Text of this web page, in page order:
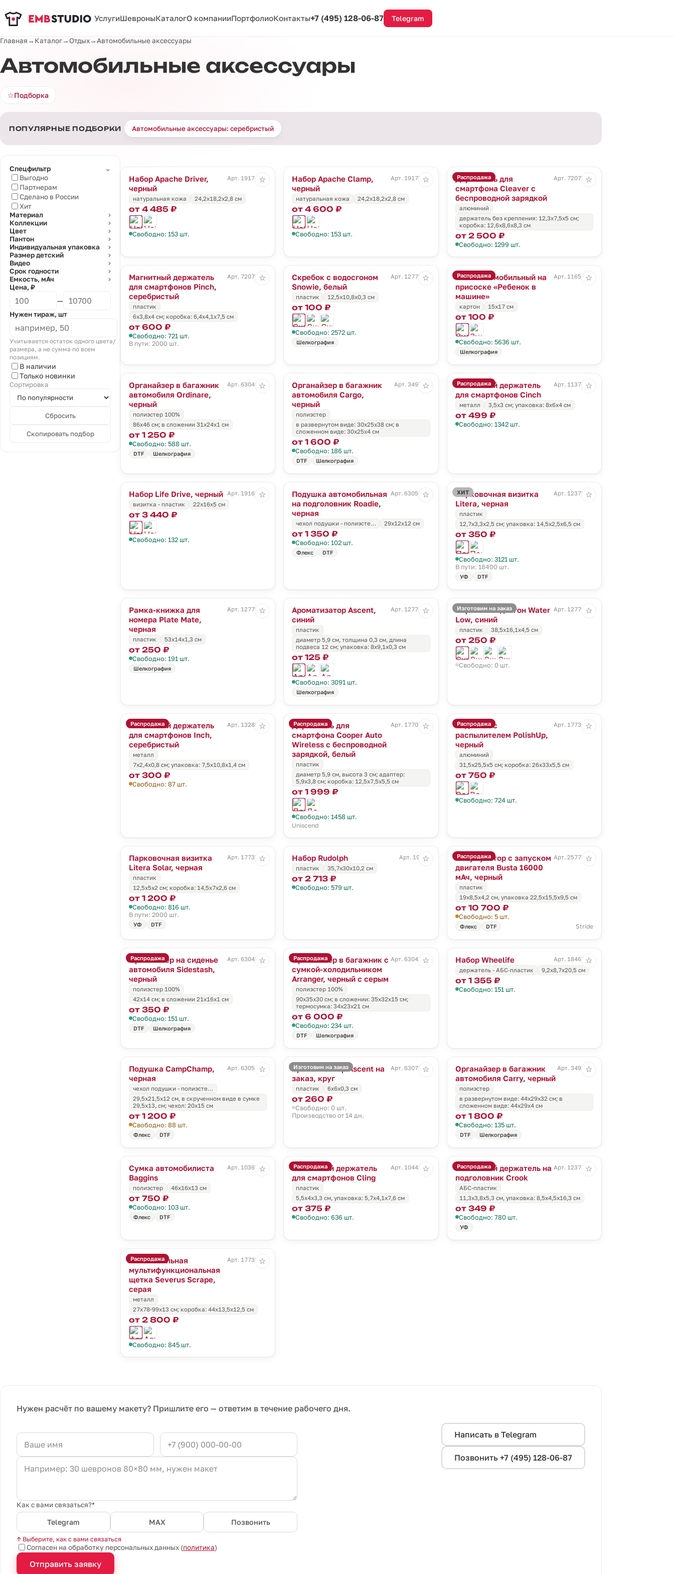
УслугиШевроныКаталогО компанииПортфолиоКонтакты+7 (495) 128-06-87 Telegram
Главная→ Каталог→Отдых→Автомобильные аксессуары
Автомобильные аксессуары
☆Подборка
ПОПУЛЯРНЫЕ ПОДБОРКИ Автомобильные аксессуары: серебристый
Спецфильтр
⌄
Выгодно
Партнерам
Сделано в России
Хит
Материал
⌄
Коллекции ⌄
Цвет ⌄
Пантон ⌄
Индивидуальная упаковка ⌄
Размер детский ⌄
Видео ⌄
Срок годности ⌄
Емкость, мАч ⌄
Цена, ₽
—
Нужен тираж, шт
Учитывается остаток одного цвета/
размера, а не сумма по всем
позициям.
В наличии
Только новинки
Сортировка
Сбросить
Скопировать подбор
Набор Apache Driver,
черный
Арт. 19174.30
натуральная кожа 24,2х18,2х2,8 см
от 4 485 ₽
Свободно: 153 шт.
☆
Набор Apache Clamp,
черный
Арт. 19175.30
натуральная кожа 24,2х18,2х2,8 см
от 4 600 ₽
Свободно: 153 шт.
☆ Распродажа
Держатель для
смартфона Cleaver с
беспроводной зарядкой
Арт. 72072.10
алюминий
держатель без крепления: 12,3х7,5х5 см;
коробка: 12,6х8,6х8,3 см
от 2 500 ₽
Свободно: 1299 шт.
☆
Магнитный держатель
для смартфонов Pinch,
серебристый
Арт. 72073.10
пластик
6х3,8х4 см; коробка: 6,4х4,1х7,5 см
от 600 ₽
Свободно: 721 шт.
В пути: 2000 шт.
☆
Скребок с водосгоном
Snowie, белый
Арт. 12775.60
пластик 12,5x10,8x0,3 см
от 100 ₽
Свободно: 2572 шт.
Шелкография
☆ Распродажа
Знак автомобильный на
присоске «Ребенок в
машине»
Арт. 11656.02
картон 15х17 см
от 100 ₽
Свободно: 5636 шт.
Шелкография
☆
Органайзер в багажник
автомобиля Ordinare,
черный
Арт. 63046.30
полиэстер 100%
86х46 см; в сложении 31x24x1 см
от 1 250 ₽
Свободно: 588 шт.
DTF Шелкография
☆
Органайзер в багажник
автомобиля Cargo,
черный
Арт. 3497.30
полиэстер
в развернутом виде: 30х25х38 см; в
сложенном виде: 30х25х4 см
от 1 600 ₽
Свободно: 186 шт.
DTF Шелкография
☆ Распродажа
Магнитный держатель
для смартфонов Cinch
Арт. 11374.10
металл 3,5x3 см; упаковка: 8x6x4 см
от 499 ₽
Свободно: 1342 шт.
☆
Набор Life Drive, черный
Арт. 19163.30
визитка - пластик
22х16х5 см
от 3 440 ₽
Свободно: 132 шт.
☆
Подушка автомобильная
на подголовник Roadie,
черная
Арт. 63053.30
чехол подушки - полиэсте… 29х12х12 см
от 1 350 ₽
Свободно: 102 шт.
Флекс DTF
☆ ХИТ
Парковочная визитка
Litera, черная
Арт. 12375.30
пластик
12,7х3,3х2,5 см; упаковка: 14,5х2,5х6,5 см
от 350 ₽
Свободно: 3121 шт.
В пути: 18400 шт.
УФ DTF
☆
Рамка-книжка для
номера Plate Mate,
черная
Арт. 12773.30
пластик 53x14x1,3 см
от 250 ₽
Свободно: 191 шт.
Шелкография
☆
Ароматизатор Ascent,
синий
Арт. 12774.40
пластик
диаметр 5,9 см, толщина 0,3 см, длина
подвеса 12 см; упаковка: 8x9,1x0,3 см
от 125 ₽
Свободно: 3091 шт.
Шелкография
☆ Изготовим на заказ
Скребок-водосгон Water
Low, синий
Арт. 12776.40
пластик 38,5x16,1x4,5 см
от 250 ₽
Свободно: 0 шт.
☆
Распродажа
Магнитный держатель
для смартфонов Inch,
серебристый
Арт. 13289.10
металл
7х2,4х0,8 см; упаковка: 7,5x10,8x1,4 см
от 300 ₽
Свободно: 87 шт.
☆ Распродажа
Держатель для
смартфона Cooper Auto
Wireless с беспроводной
зарядкой, белый
Арт. 17703.60
пластик
диаметр 5,9 см, высота 3 см; адаптер:
5,9х3,8 см; коробка: 12,5х7,5х5,5 см
от 1 999 ₽
Свободно: 1458 шт.
Uniscend
☆ Распродажа
Водосгон с
распылителем PolishUp,
черный
Арт. 17736.30
алюминий
31,5х25,5х5 см; коробка: 26х33х5,5 см
от 750 ₽
Свободно: 724 шт.
☆
Парковочная визитка
Litera Solar, черная
Арт. 17737.30
пластик
12,5х5х2 см; коробка: 14,5х7х2,6 см
от 1 200 ₽
Свободно: 816 шт.
В пути: 2000 шт.
УФ DTF
☆ Набор Rudolph
Арт. 19316
пластик
35,7х30х10,2 см
от 2 713 ₽
Свободно: 579 шт.
☆ Распродажа
Аккумулятор с запуском
двигателя Busta 16000
мАч, черный
Арт. 25777.30
пластик
19х8,5х4,2 см, упаковка 22,5х15,5х9,5 см
от 10 700 ₽
Свободно: 5 шт.
Флекс DTF Stride
☆
Распродажа
Органайзер на сиденье
автомобиля Sidestash,
черный
Арт. 63045.30
полиэстер 100%
42х14 см; в сложении 21x16x1 см
от 350 ₽
Свободно: 151 шт.
DTF Шелкография
☆ Распродажа
Органайзер в багажник с
сумкой-холодильником
Arranger, черный с серым
Арт. 63047.31
полиэстер 100%
90х35х30 см; в сложении: 35х32х15 см;
термосумка: 34х23х21 см
от 6 000 ₽
Свободно: 234 шт.
DTF Шелкография
☆ Набор Wheelife
Арт. 18463.30
держатель - АБС-пластик
9,2х8,7х20,5 см
от 1 355 ₽
Свободно: 151 шт.
☆
Подушка CampChamp,
черная
Арт. 63054.30
чехол подушки - полиэсте…
29,5х21,5х12 см, в скрученном виде в сумке
29,5х13, см; чехол: 20х15 см
от 1 200 ₽
Свободно: 88 шт.
Флекс DTF
☆ Изготовим на заказ
Ароматизатор Ascent на
заказ, круг
Арт. 63078.01
пластик 6x6x0,3 см
от 260 ₽
Свободно: 0 шт.
Производство от 14 дн.
☆
Органайзер в багажник
автомобиля Carry, черный
Арт. 3498.30
полиэстер
в развернутом виде: 44х29х32 см; в
сложенном виде: 44х29х4 см
от 1 800 ₽
Свободно: 135 шт.
DTF Шелкография
☆
Сумка автомобилиста
Baggins
Арт. 10363.30
полиэстер 46x16x13 см
от 750 ₽
Свободно: 103 шт.
Флекс DTF
☆ Распродажа
Магнитный держатель
для смартфонов Cling
Арт. 10447.10
пластик
5,5х4х3,3 см, упаковка: 5,7х4,1х7,6 см
от 375 ₽
Свободно: 636 шт.
☆ Распродажа
Магнитный держатель на
подголовник Crook
Арт. 12374.10
АБС-пластик
11,3х3,8х5,3 см, упаковка: 8,5х4,5х16,3 см
от 349 ₽
Свободно: 780 шт.
УФ
☆
Распродажа
Автомобильная
мультифункциональная
щетка Severus Scrape,
серая
Арт. 17735.10
металл
27х78-99х13 см; коробка: 44х13,5х12,5 см
от 2 800 ₽
Свободно: 845 шт.
☆
Нужен расчёт по вашему макету? Пришлите его — ответим в течение рабочего дня.
Как с вами связаться?*
Telegram MAX Позвонить
↑ Выберите, как с вами связаться
Согласен на обработку персональных данных (политика)
Отправить заявку
Написать в Telegram
Позвонить +7 (495) 128-06-87